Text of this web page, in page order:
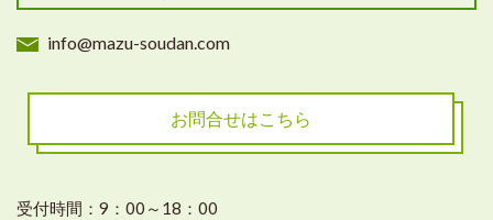
info@mazu-soudan.com
お問合せはこちら
受付時間：9：00～18：00